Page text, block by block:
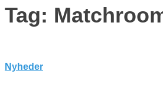
Tag:
Nyheder